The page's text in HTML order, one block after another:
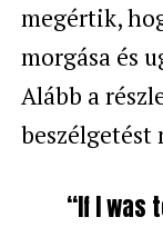
megértik,
morgása és
Alább a
beszélgetést
“If I was